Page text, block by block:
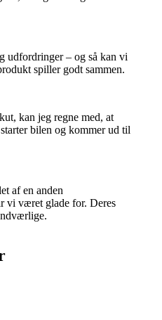
udfordringer – og så kan vi
spiller godt sammen.
kan jeg regne med, at
bilen og kommer ud til
af en anden
vi været glade for. Deres